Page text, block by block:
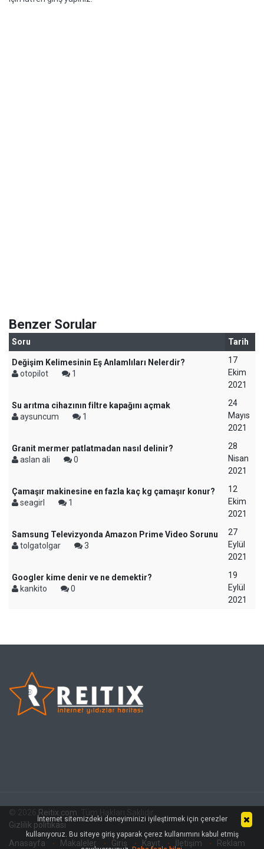
Benzer Sorular
Soru Tarih
Değişim Kelimesinin Eş Anlamlıları Nelerdir?
otopilot
1
17
Ekim
2021
Su arıtma cihazının filtre kapağını açmak
aysuncum
1
24
Mayıs
2021
Granit mermer patlatmadan nasıl delinir?
aslan ali
0
28
Nisan
2021
Çamaşır makinesine en fazla kaç kg çamaşır konur?
seagirl
1
12
Ekim
2021
Samsung Televizyonda Amazon Prime Video Sorunu
tolgatolgar
3
27
Eylül
2021
Googler kime denir ve ne demektir?
kankito
0
19
Eylül
2021
Reitix.com
Gizlilik politikası
Anasayfa
Makaleler Giriş Kayıt İletişim Reklam
İnternet sitemizdeki deneyiminizi iyileştirmek için çerezler
kullanıyoruz. Bu siteye giriş yaparak çerez kullanımını kabul etmiş